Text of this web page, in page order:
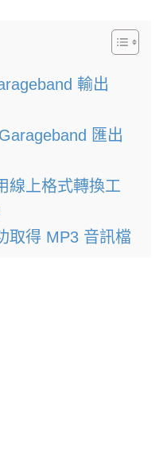
輸出
匯出
線上格式轉換工
取得 MP3 音訊檔